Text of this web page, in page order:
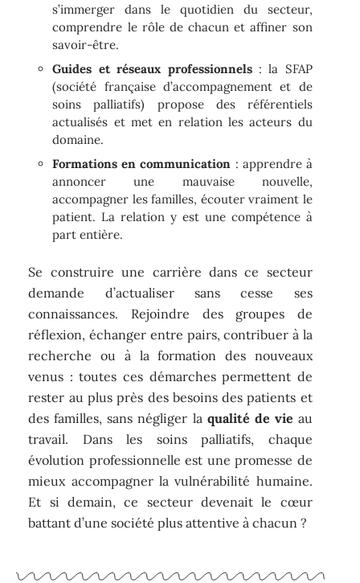
s’immerger dans le quotidien du secteur,
comprendre le rôle de chacun et affiner son
savoir-être.
Guides et réseaux professionnels: la SFAP
(société française d’accompagnement et de
soins palliatifs) propose des référentiels
actualisés et met en relation les acteurs du
domaine.
Formations en communication : apprendre à
annoncer une mauvaise nouvelle,
accompagner les familles, écouter vraiment le
patient. La relation y est une compétence à
part entière.
Se construire une carrière dans ce secteur
demande d’actualiser sans cesse ses
connaissances. Rejoindre des groupes de
réflexion, échanger entre pairs, contribuer à la
recherche ou à la formation des nouveaux
venus : toutes ces démarches permettent de
rester au plus près des besoins des patients et
des familles, sans négliger la qualité de vie au
travail. Dans les soins palliatifs, chaque
évolution professionnelle est une promesse de
mieux accompagner la vulnérabilité humaine.
Et si demain, ce secteur devenait le cœur
battant d’une société plus attentive à chacun ?